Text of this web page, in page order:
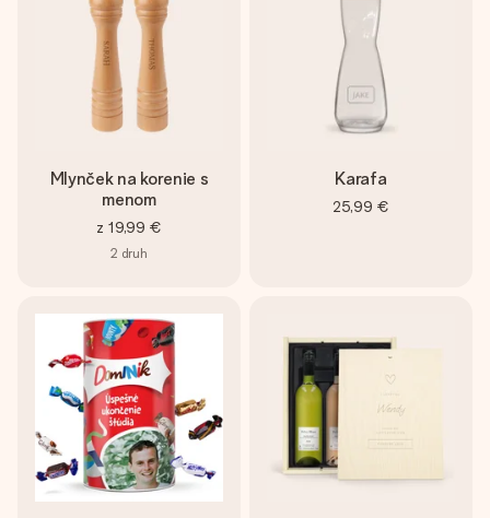
Mlynček na korenie s
menom
z 19,99 €
2 druh
Karafa
25,99 €